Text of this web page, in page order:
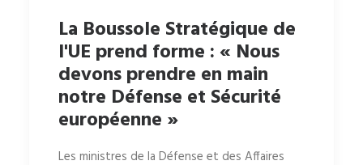
La Boussole Stratégique de
l'UE prend forme : « Nous
devons prendre en main
notre Défense et Sécurité
européenne »
Les ministres de la Défense et des Affaires